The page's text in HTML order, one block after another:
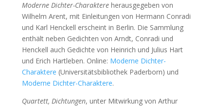
Moderne Dichter-Charaktereherausgegeben von
Wilhelm Arent, mit Einleitungen von Hermann Conradi
und Karl Henckell erscheint in Berlin. Die Sammlung
enthält neben Gedichten von Arndt, Conradi und
Henckell auch Gedichte von Heinrich und Julius Hart
und Erich Hartleben. Online: Moderne Dichter-
Charaktere (Universitätsbibliothek Paderborn) und
Moderne Dichter-Charaktere.
Quartett, Dichtungen, unter Mitwirkung von Arthur